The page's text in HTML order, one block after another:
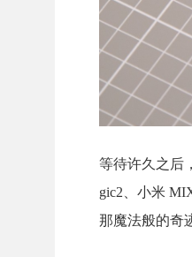
等待许久之后
gic2、小米
那魔法般的奇